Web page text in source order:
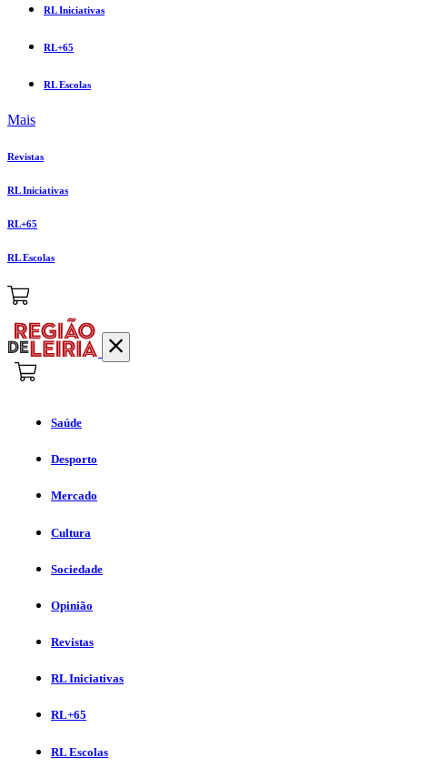
RL Iniciativas
RL+65
RL Escolas
Mais
Revistas
RL Iniciativas
RL+65
RL Escolas
Saúde
Desporto
Mercado
Cultura
Sociedade
Opinião
Revistas
RL Iniciativas
RL+65
RL Escolas